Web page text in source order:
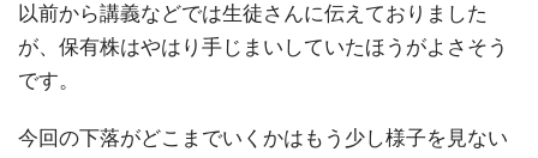
以前から講義などでは生徒さんに伝えておりました
が、保有株はやはり手じまいしていたほうがよさそう
です。
今回の下落がどこまでいくかはもう少し様子を見ない